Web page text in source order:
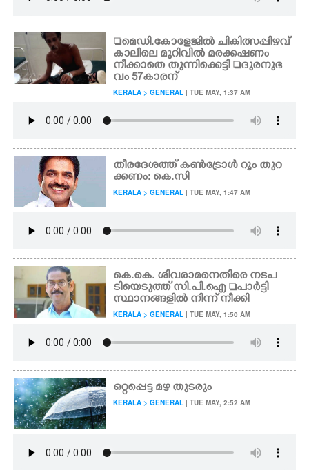
മെഡി.കോളേജിൽ ചികിത്സപ്പിഴവ്
കാലിലെ മുറിവിൽ മരക്കഷണം
നീക്കാതെ തുന്നിക്കെട്ടി ദുരനുഭ
വം 57കാരന്
KERALA > GENERAL | TUE MAY, 1:37 AM
തീരദേശത്ത് കൺട്രോൾ റൂം തുറ
ക്കണം: കെ.സി
KERALA > GENERAL | TUE MAY, 1:47 AM
കെ.കെ. ശിവരാമനെതിരെ നടപ
ടിയെടുത്ത് സി.പി.ഐ പാർട്ടി
സ്ഥാനങ്ങളിൽ നിന്ന് നീക്കി
KERALA > GENERAL | TUE MAY, 1:50 AM
ഒറ്റപ്പെട്ട മഴ തുടരും
KERALA > GENERAL | TUE MAY, 2:52 AM